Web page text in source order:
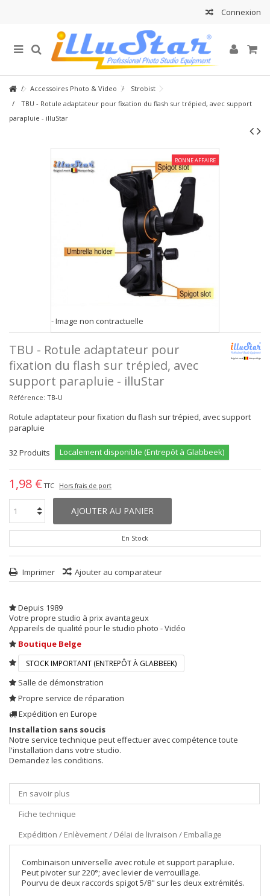
Connexion
Accessoires Photo & Video
Strobist
TBU - Rotule adaptateur pour fixation du flash sur trépied, avec support
parapluie - illuStar
BONNE AFFAIRE
- Image non contractuelle
TBU - Rotule adaptateur pour
fixation du flash sur trépied, avec
support parapluie - illuStar
Référence: TB-U
Rotule adaptateur pour fixation du flash sur trépied, avec support
parapluie
32Produits Localement disponible (Entrepôt à Glabbeek)
1,98 € TTC Hors frais de port
AJOUTER AU PANIER
En Stock
Imprimer Ajouter au comparateur
Depuis 1989
Votre propre studio à prix avantageux
Appareils de qualité pour le studio photo - Vidéo
Boutique Belge
STOCK IMPORTANT (ENTREPÔT À GLABBEEK)
Salle de démonstration
Propre service de réparation
Expédition en Europe
Installation sans soucis
Notre service technique peut effectuer avec compétence toute
l'installation dans votre studio.
Demandez les conditions.
En savoir plus
Fiche technique
Expédition / Enlèvement / Délai de livraison / Emballage
Combinaison universelle avec rotule et support parapluie.
Peut pivoter sur 220°; avec levier de verrouillage.
Pourvu de deux raccords spigot 5/8" sur les deux extrémités.